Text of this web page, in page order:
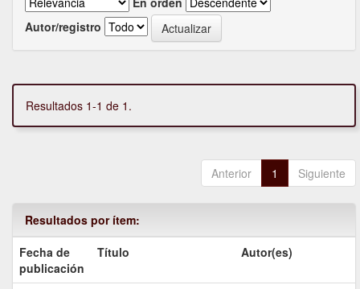
Autor/registro
Resultados 1-1 de 1.
Anterior 1 Siguiente
Resultados por ítem:
Fecha de
publicación
Título Autor(es)